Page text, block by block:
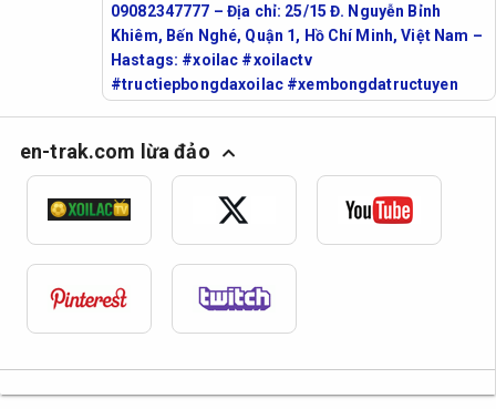
09082347777 – Địa chỉ: 25/15 Đ. Nguyễn Bỉnh
Khiêm, Bến Nghé, Quận 1, Hồ Chí Minh, Việt Nam –
Hastags: #xoilac #xoilactv
#tructiepbongdaxoilac #xembongdatructuyen
en-trak.com lừa đảo